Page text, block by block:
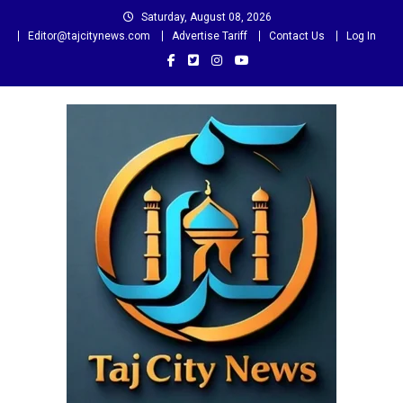
Saturday, August 08, 2026
Editor@tajcitynews.com
Advertise Tariff Contact Us Log In